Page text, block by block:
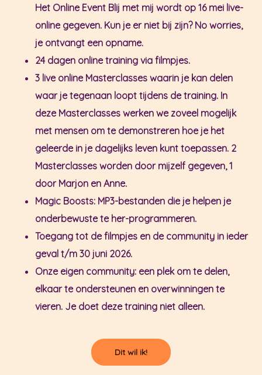
Het Online Event Blij met mij wordt op 16 mei live-
online gegeven. Kun je er niet bij zijn? No worries,
je ontvangt een opname.
24 dagen online training via filmpjes.
3 live online Masterclasses waarin je kan delen
waar je tegenaan loopt tijdens de training. In
deze Masterclasses werken we zoveel mogelijk
met mensen om te demonstreren hoe je het
geleerde in je dagelijks leven kunt toepassen. 2
Masterclasses worden door mijzelf gegeven, 1
door Marjon en Anne.
Magic Boosts: MP3-bestanden die je helpen je
onderbewuste te her-programmeren.
Toegang tot de filmpjes en de community in ieder
geval t/m 30 juni 2026.
Onze eigen community: een plek om te delen,
elkaar te ondersteunen en overwinningen te
vieren. Je doet deze training niet alleen.
Dit wil ik!